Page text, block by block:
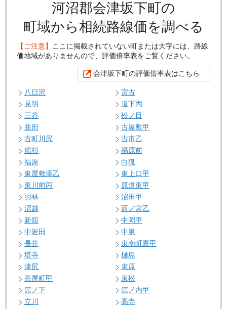
河沼郡会津坂下町の
町域から相続路線価を調べる
【ご注意】 ここに掲載されていない町または大字には、路線
価地域がありませんので、評価倍率表をご覧ください。
会津坂下町の評価倍率表はこちら
八日沢
宮古
見明
道下丙
三谷
松ノ目
曲田
古屋敷甲
古町川尻
古市乙
船杉
福原前
福原
白狐
東屋敷添乙
東上口甲
東川前丙
原道東甲
羽林
沼田甲
沼越
西ノ宮乙
新舘
中岡甲
中岩田
中泉
長井
東南町裏甲
塔寺
樋島
津尻
束原
茶屋町甲
束松
舘ノ下
舘ノ内甲
立川
高寺